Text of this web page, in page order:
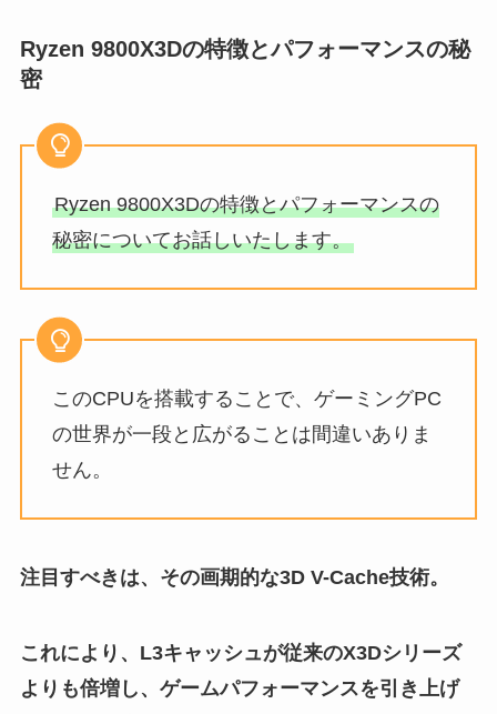
Ryzen 9800X3Dの特徴とパフォーマンスの秘
密
Ryzen 9800X3Dの特徴とパフォーマンスの
秘密についてお話しいたします。
このCPUを搭載することで、ゲーミングPC
の世界が一段と広がることは間違いありま
せん。
注目すべきは、その画期的な3D V-Cache技術。
これにより、L3キャッシュが従来のX3Dシリーズ
よりも倍増し、ゲームパフォーマンスを引き上げ